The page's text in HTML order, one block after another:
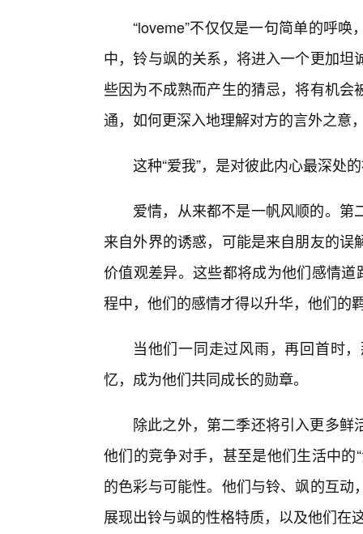
“loveme”不仅仅是一句简单的呼
中，铃与飒的关系，将进入一个更加
些因为不成熟而产生的猜忌，将有机
通，如何更深入地理解对方的言外之意
这种“爱我”，是对彼此内心最深处
爱情，从来都不是一帆风顺的。
来自外界的诱惑，可能是来自朋友的
价值观差异。这些都将成为他们感情
程中，他们的感情才得以升华，他们的
当他们一同走过风雨，再回首时
忆，成为他们共同成长的勋章。
除此之外，第二季还将引入更多
他们的竞争对手，甚至是他们生活中
的色彩与可能性。他们与铃、飒的互
展现出铃与飒的性格特质，以及他们在